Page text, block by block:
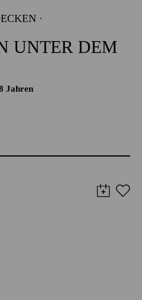
·
UNTER DEM
Jahren